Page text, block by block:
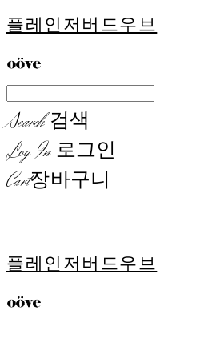
플레인저버드우브
Search검색
Log In 로그인
Cart장바구니
플레인저버드우브